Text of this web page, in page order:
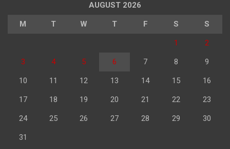
AUGUST 2026
M T W T F S S
1 2
3 4 5 6 7 8 9
10 11 12 13 14 15 16
17 18 19 20 21 22 23
24 25 26 27 28 29 30
31